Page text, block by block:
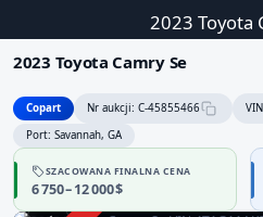
2023 Toyota
2023 Toyota Camry Se
Copart Nr aukcji: C-45855466
Port: Savannah, GA
SZACOWANA FINALNA CENA
6 750 – 12 000 $